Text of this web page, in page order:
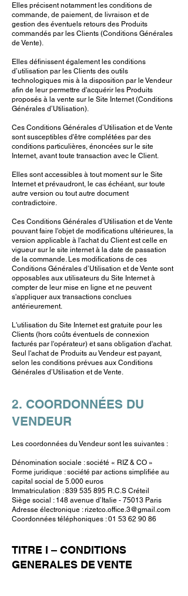
Elles précisent notamment les conditions de
commande, de paiement, de livraison et de
gestion des éventuels retours des Produits
commandés par les Clients (Conditions Générales
de Vente).
Elles définissent également les conditions
d’utilisation par les Clients des outils
technologiques mis à la disposition par le Vendeur
afin de leur permettre d'acquérir les Produits
proposés à la vente sur le Site Internet (Conditions
Générales d’Utilisation).
Ces Conditions Générales d’Utilisation et de Vente
sont susceptibles d'être complétées par des
conditions particulières, énoncées sur le site
Internet, avant toute transaction avec le Client.
Elles sont accessibles à tout moment sur le Site
Internet et prévaudront, le cas échéant, sur toute
autre version ou tout autre document
contradictoire.
Ces Conditions Générales d’Utilisation et de Vente
pouvant faire l'objet de modifications ultérieures, la
version applicable à l'achat du Client est celle en
vigueur sur le site internet à la date de passation
de la commande. Les modifications de ces
Conditions Générales d’Utilisation et de Vente sont
opposables aux utilisateurs du Site Internet à
compter de leur mise en ligne et ne peuvent
s'appliquer aux transactions conclues
antérieurement.
L'utilisation du Site Internet est gratuite pour les
Clients (hors coûts éventuels de connexion
facturés par l'opérateur) et sans obligation d'achat.
Seul l'achat de Produits au Vendeur est payant,
selon les conditions prévues aux Conditions
Générales d’Utilisation et de Vente.
2. COORDONNÉES DU
VENDEUR
Les coordonnées du Vendeur sont les suivantes :
Dénomination sociale : société « RIZ & CO »
Forme juridique : société par actions simplifiée au
capital social de 5.000 euros
Immatriculation :839 535 895 R.C.S Créteil
Siège social : 148 avenue d’Italie - 75013 Paris
Adresse électronique : rizetco.office.3@gmail.com
Coordonnées téléphoniques :01 53 62 90 86
TITRE I – CONDITIONS
GENERALES DE VENTE